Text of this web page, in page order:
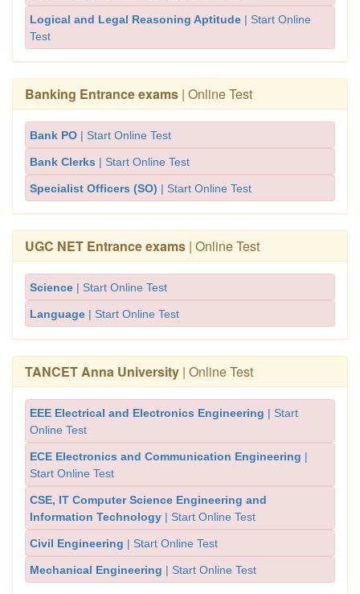
Logical and Legal Reasoning Aptitude | Start Online
Test
Banking Entrance exams | Online Test
Bank PO | Start Online Test
Bank Clerks | Start Online Test
Specialist Officers (SO) | Start Online Test
UGC NET Entrance exams | Online Test
Science | Start Online Test
Language | Start Online Test
TANCET Anna University | Online Test
EEE Electrical and Electronics Engineering | Start
Online Test
ECE Electronics and Communication Engineering |
Start Online Test
CSE, IT Computer Science Engineering and
Information Technology | Start Online Test
Civil Engineering | Start Online Test
Mechanical Engineering | Start Online Test